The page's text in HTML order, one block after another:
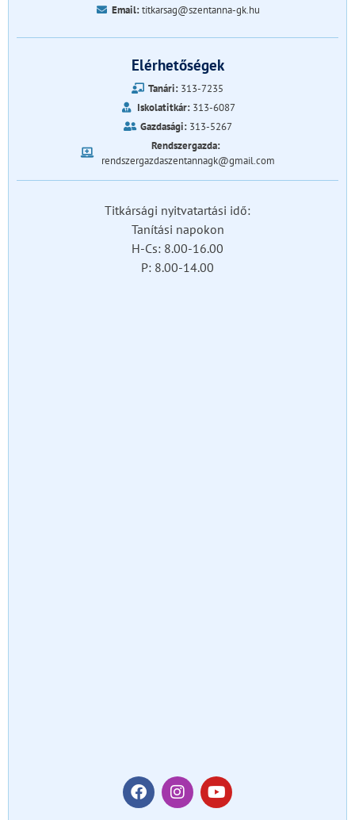
Email:titkarsag@szentanna-gk.hu
Elérhetőségek
Tanári: 313-7235
Iskolatitkár:313-6087
Gazdasági:313-5267
Rendszergazda:
rendszergazdaszentannagk@gmail.com
Titkársági nyitvatartási idő:
Tanítási napokon
H-Cs: 8.00-16.00
P: 8.00-14.00